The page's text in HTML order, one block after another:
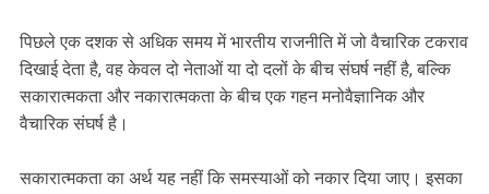
पिछले एक दशक से अधिक समय में भारतीय राजनीति में जो वैचारिक टकराव
दिखाई देता है, वह केवल दो नेताओं या दो दलों के बीच संघर्ष नहीं है, बल्कि
सकारात्मकता और नकारात्मकता के बीच एक गहन मनोवैज्ञानिक और
वैचारिक संघर्ष है।
सकारात्मकता का अर्थ यह नहीं कि समस्याओं को नकार दिया जाए। इसका